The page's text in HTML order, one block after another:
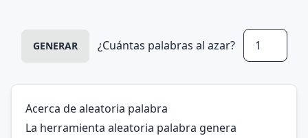
GENERAR ¿Cuántas palabras al azar?
Acerca de aleatoria palabra
La herramienta aleatoria palabra genera